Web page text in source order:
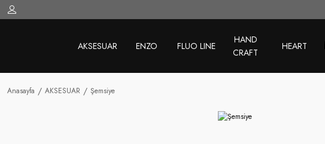
AKSESUAR ENZO FLUO LINE
HAND
CRAFT
HEART
Anasayfa AKSESUAR Şemsiye